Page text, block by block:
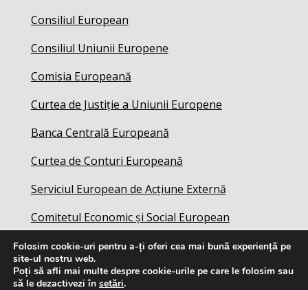
Consiliul European
Consiliul Uniunii Europene
Comisia Europeană
Curtea de Justiție a Uniunii Europene
Banca Centrală Europeană
Curtea de Conturi Europeană
Serviciul European de Acțiune Externă
Comitetul Economic și Social European
Folosim cookie-uri pentru a-ți oferi cea mai bună experiență pe
site-ul nostru web.
Poți să afli mai multe despre cookie-urile pe care le folosim sau
să le dezactivezi în setări.